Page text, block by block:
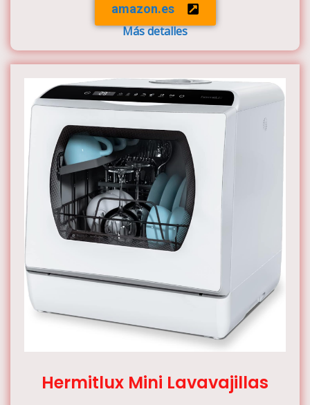
amazon.es
Más detalles
Hermitlux Mini Lavavajillas